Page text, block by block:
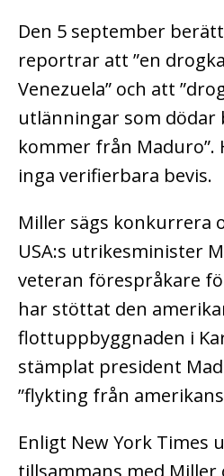
Den 5 september
reportrar att ”en
Venezuela” och att
utlänningar som dödar
kommer från Maduro”.
inga verifierbara bevis.
Miller sägs konkurrera
USA:s utrikesminister
veteran förespråkare
har stöttat den
flottuppbyggnaden i
stämplat president
”flykting från
Enligt New York Times